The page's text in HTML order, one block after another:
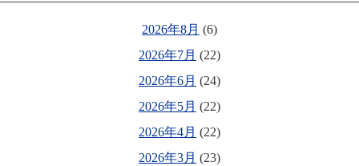
2026年8月 (6)
2026年7月 (22)
2026年6月 (24)
2026年5月 (22)
2026年4月 (22)
2026年3月 (23)